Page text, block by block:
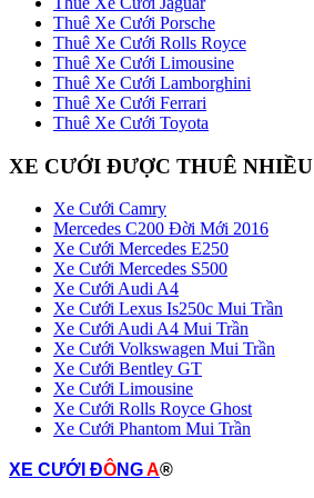
Thuê Xe Cưới Porsche
Thuê Xe Cưới Rolls Royce
Thuê Xe Cưới Limousine
Thuê Xe Cưới Lamborghini
Thuê Xe Cưới Ferrari
Thuê Xe Cưới Toyota
XE CƯỚI ĐƯỢC THUÊ NHIỀU
Xe Cưới Camry
Mercedes C200 Đời Mới 2016
Xe Cưới Mercedes E250
Xe Cưới Mercedes S500
Xe Cưới Audi A4
Xe Cưới Lexus Is250c Mui Trần
Xe Cưới Audi A4 Mui Trần
Xe Cưới Volkswagen Mui Trần
Xe Cưới Bentley GT
Xe Cưới Limousine
Xe Cưới Rolls Royce Ghost
Xe Cưới Phantom Mui Trần
XE CƯỚI ĐÔNGA®